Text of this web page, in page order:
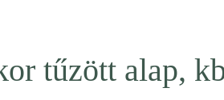
tűzött alap,